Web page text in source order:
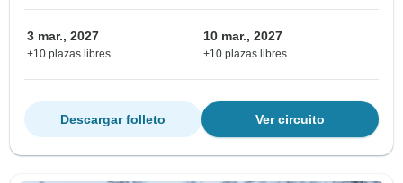
3 mar., 2027
+10 plazas libres
10 mar., 2027
+10 plazas libres
Ver circuito
Descargar folleto